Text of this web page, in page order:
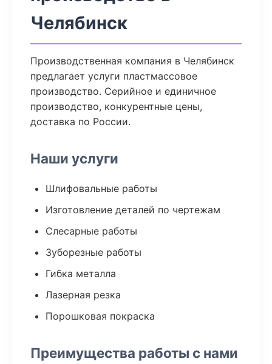
Челябинск
Производственная компания в Челябинск
предлагает услуги пластмассовое
производство. Серийное и единичное
производство, конкурентные цены,
доставка по России.
Наши услуги
Шлифовальные работы
Изготовление деталей по чертежам
Слесарные работы
Зуборезные работы
Гибка металла
Лазерная резка
Порошковая покраска
Преимущества работы с нами